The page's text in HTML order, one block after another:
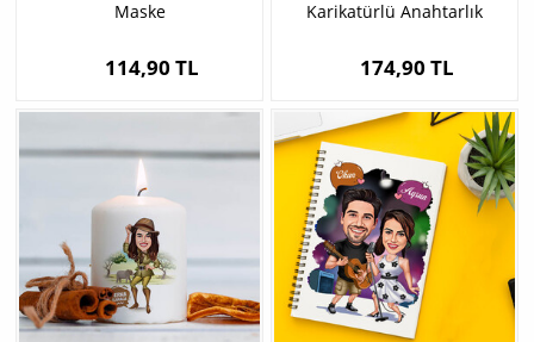
Maske
114,90 TL
Karikatürlü Anahtarlık
174,90 TL